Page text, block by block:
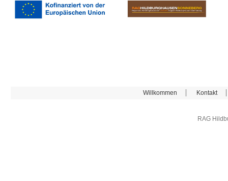
Willkommen Kontakt
RAG